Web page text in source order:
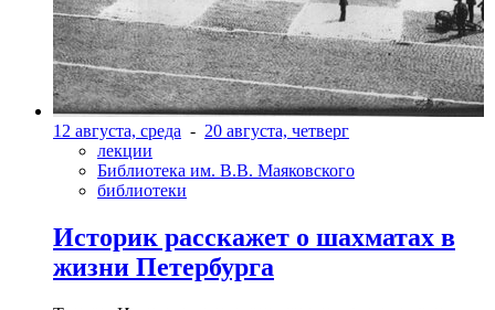
12 августа, среда - 20 августа, четверг
лекции
Библиотека им. В.В. Маяковского
библиотеки
Историк расскажет о шахматах в
жизни Петербурга